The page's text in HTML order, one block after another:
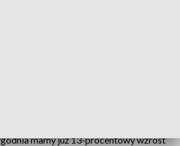
mamy już 13-procentowy wzrost